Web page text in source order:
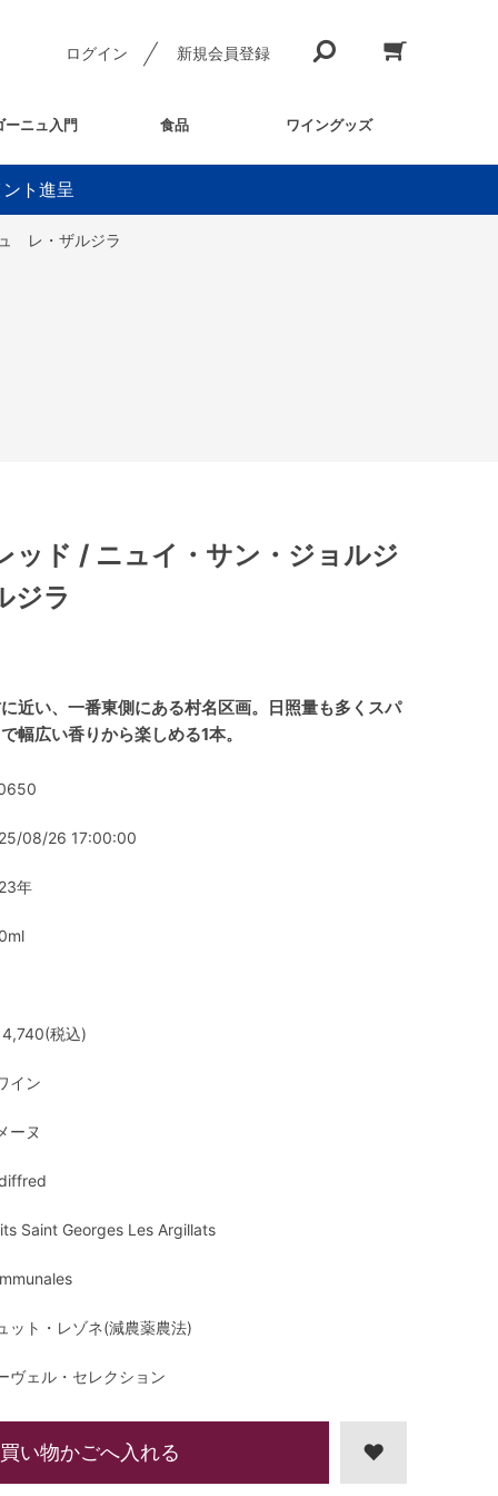
ログイン 新規会員登録
ーニュ入門 食品 ワイングッズ
ト進呈
レ・ザルジラ
近い、一番東側にある村名区画。日照量も多くスパ
幅広い香りから楽しめる1本。
ッド / ニュイ・サン・ジョルジ
ジラ
08/26 17:00:00
年
税込)
イン
ーヌ
Saint Georges Les Argillats
ット・レゾネ(減農薬農法)
ヴェル・セレクション
買い物かごへ入れる